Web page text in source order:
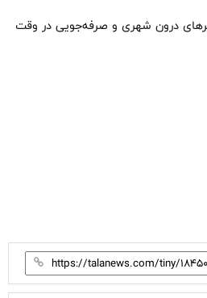
درون شهری و صرفه‌جویی در وقت